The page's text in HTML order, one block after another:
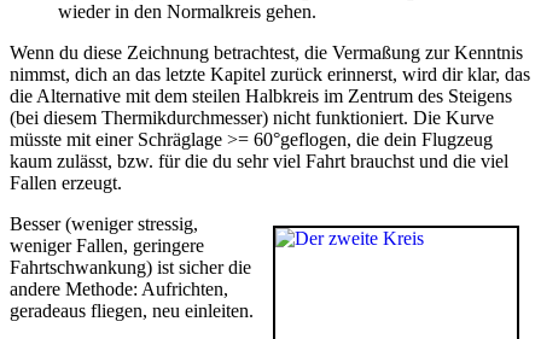
wieder in den Normalkreis gehen.
Wenn du diese Zeichnung betrachtest, die Vermaßung zur Kenntnis
nimmst, dich an das letzte Kapitel zurück erinnerst, wird dir klar, das
die Alternative mit dem steilen Halbkreis im Zentrum des Steigens
(bei diesem Thermikdurchmesser) nicht funktioniert. Die Kurve
müsste mit einer Schräglage >= 60°geflogen, die dein Flugzeug
kaum zulässt, bzw. für die du sehr viel Fahrt brauchst und die viel
Fallen erzeugt.
Besser (weniger stressig,
weniger Fallen, geringere
Fahrtschwankung) ist sicher die
andere Methode: Aufrichten,
geradeaus fliegen, neu einleiten.